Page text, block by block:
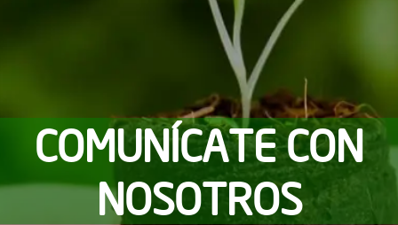
COMUNÍCATE CON
NOSOTROS